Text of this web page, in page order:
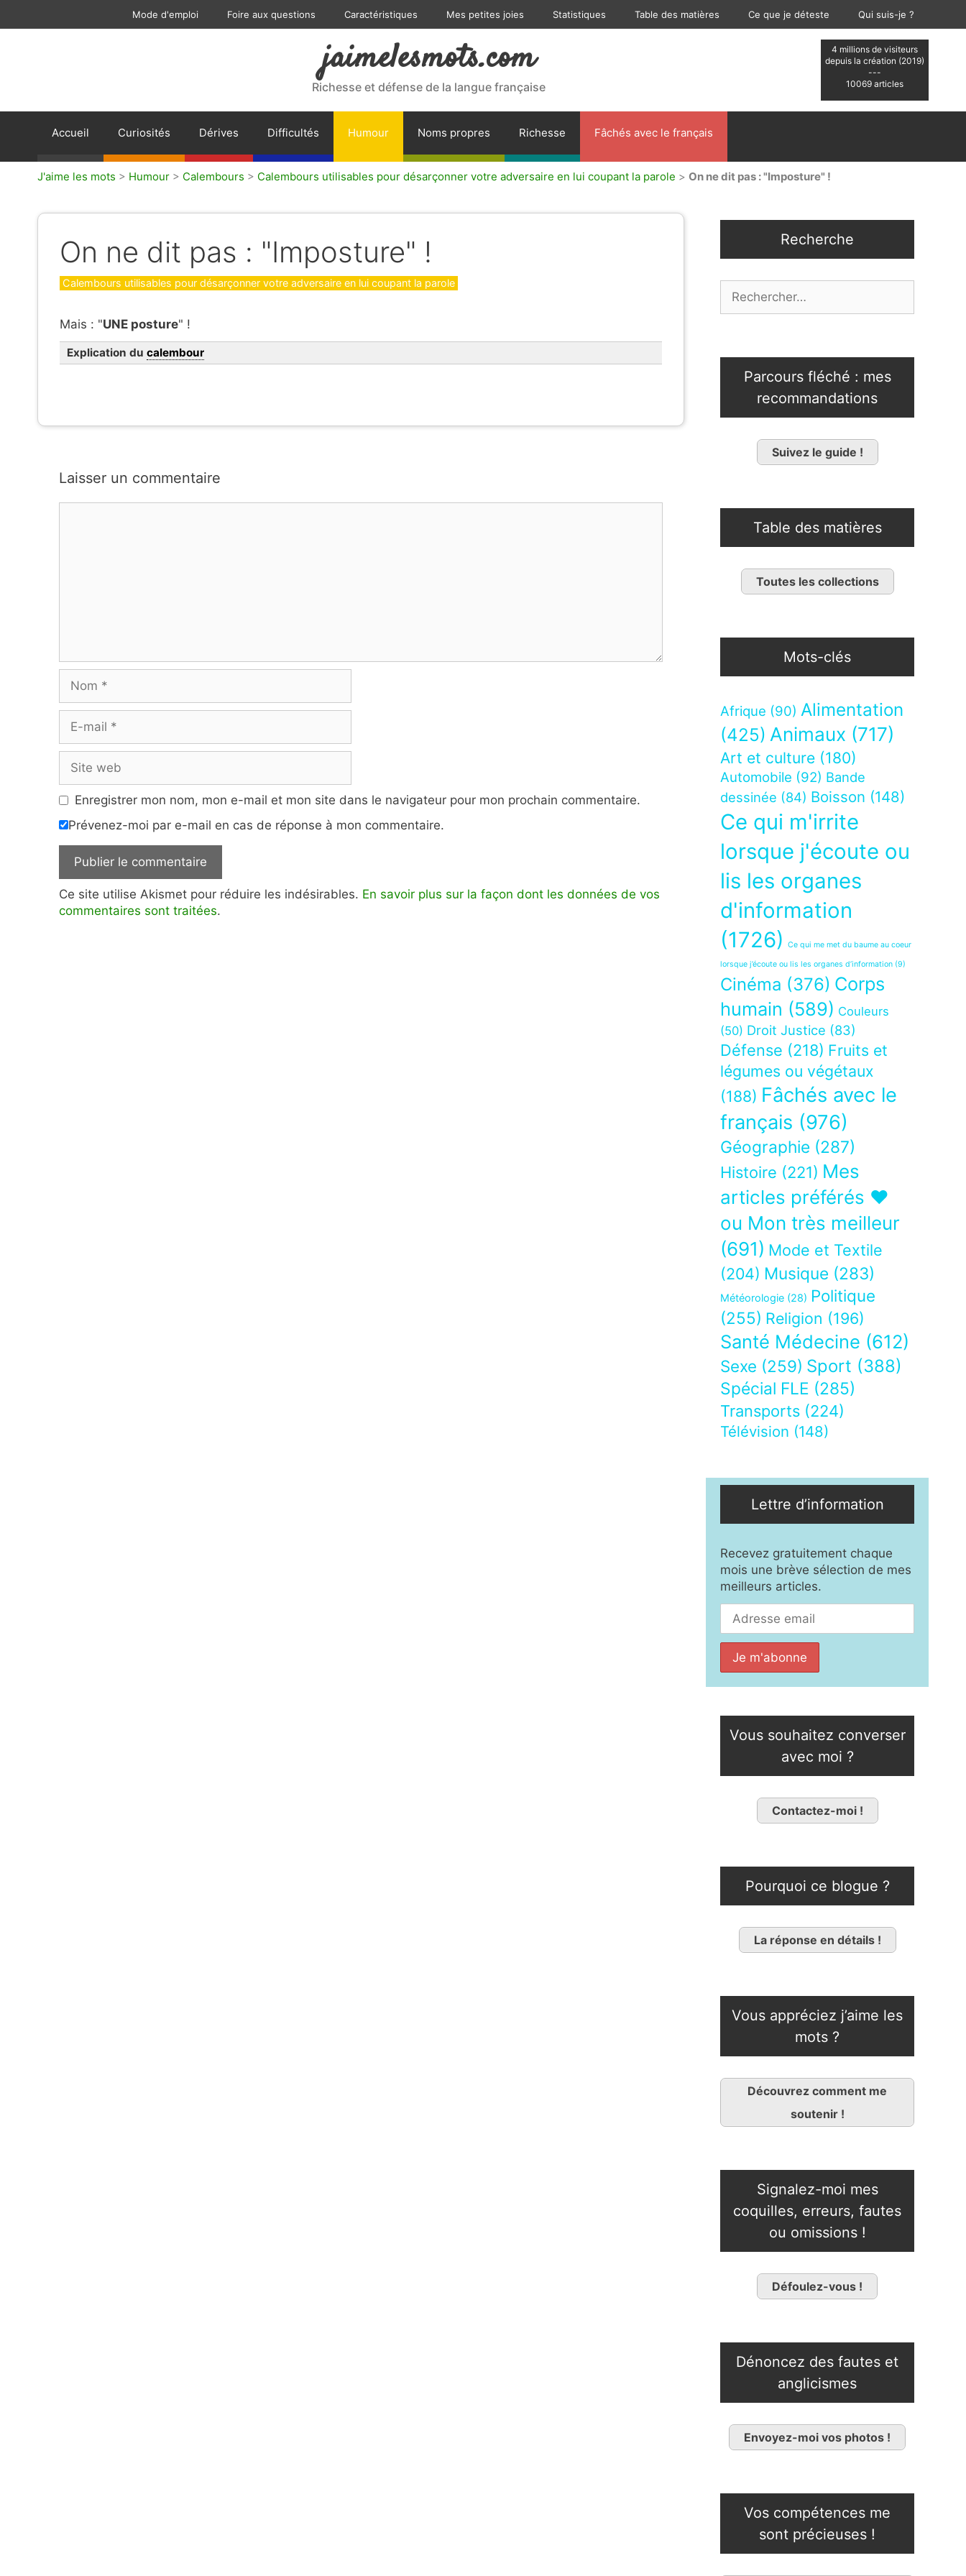
Mode d'emploi Foire aux questions Caractéristiques Mes petites joies Statistiques Table des matières Ce que je déteste Qui suis-je ?
4 millions de visiteurs
depuis la création (2019)
---
10069 articles
jaimelesmots.com
Richesse et défense de la langue française
Accueil Curiosités Dérives Difficultés Humour Noms propres Richesse Fâchés avec le français
J'aime les mots > Humour > Calembours > Calembours utilisables pour désarçonner votre adversaire en lui coupant la parole > On ne dit pas : "Imposture" !
On ne dit pas : "Imposture" !
Catégories
Calembours utilisables pour désarçonner votre adversaire en lui coupant la parole
Mais : "UNE posture" !
Explication du calembour
Laisser un commentaire
mail
web
Enregistrer mon nom, mon e-mail et mon site dans le navigateur pour mon prochain commentaire.
Prévenez-moi par e-mail en cas de réponse à mon commentaire.
Ce site utilise Akismet pour réduire les indésirables. En savoir plus sur la façon dont les données de vos
commentaires sont traitées.
Recherche
Parcours fléché : mes
recommandations
Suivez le guide !
Table des matières
Toutes les collections
Mots-clés
Afrique (90) Alimentation
(425) Animaux (717)
Art et culture (180)
Automobile (92) Bande
dessinée (84) Boisson (148)
Ce qui m'irrite
lorsque j'écoute ou
lis les organes
d'information
(1726)
Ce qui me met du baume au coeur
lorsque j’écoute ou lis les organes d’information (9)
Cinéma (376) Corps
humain (589) Couleurs
(50) Droit Justice (83)
Défense (218) Fruits et
légumes ou végétaux
(188) Fâchés avec le
français (976)
Géographie (287)
Histoire (221) Mes
articles préférés ❤
ou Mon très meilleur
(691) Mode et Textile
(204) Musique (283)
Météorologie (28) Politique
(255) Religion (196)
Santé Médecine (612)
Sexe (259) Sport (388)
Spécial FLE (285)
Transports (224)
Télévision (148)
Lettre d’information
Recevez gratuitement chaque
mois une brève sélection de mes
meilleurs articles.
Vous souhaitez converser
avec moi ?
Contactez-moi !
Pourquoi ce blogue ?
La réponse en détails !
Vous appréciez j’aime les
mots ?
Découvrez comment me
soutenir !
Signalez-moi mes
coquilles, erreurs, fautes
ou omissions !
Défoulez-vous !
Dénoncez des fautes et
anglicismes
Envoyez-moi vos photos !
Vos compétences me
sont précieuses !